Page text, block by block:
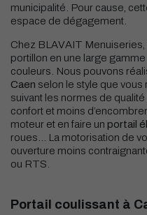
municipalité. Pour cause,
espace de dégagement.
Chez BLAVAIT
portillon en une large
couleurs. Nous pouvons
Caen selon le style que
suivant les normes de
confort et moins
moteur et en faire un portail
roues… La motorisation de
ouverture moins
ou RTS.
Portail coulissant à